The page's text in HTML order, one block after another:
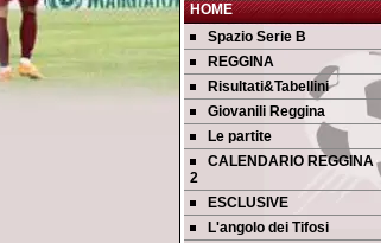
HOME
Spazio Serie B
REGGINA
Risultati&Tabellini
Giovanili Reggina
Le partite
CALENDARIO REGGINA
2
ESCLUSIVE
L'angolo dei Tifosi